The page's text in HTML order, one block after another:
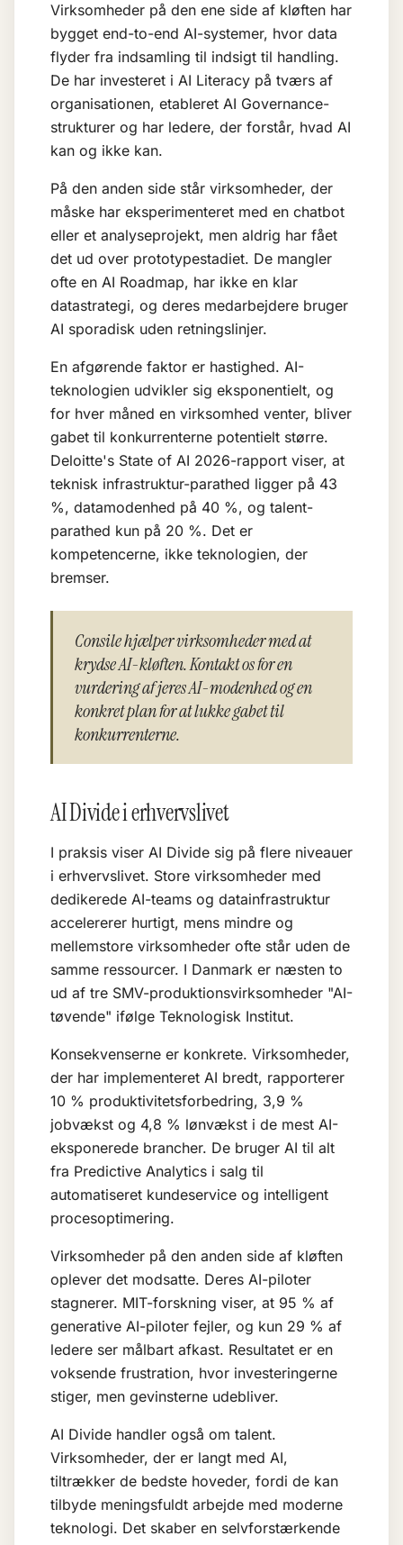
Virksomheder på den ene side af kløften har
bygget end-to-end AI-systemer, hvor data
flyder fra indsamling til indsigt til handling.
De har investeret i AI Literacy på tværs af
organisationen, etableret AI Governance-
strukturer og har ledere, der forstår, hvad AI
kan og ikke kan.
På den anden side står virksomheder, der
måske har eksperimenteret med en chatbot
eller et analyseprojekt, men aldrig har fået
det ud over prototypestadiet. De mangler
ofte en AI Roadmap, har ikke en klar
datastrategi, og deres medarbejdere bruger
AI sporadisk uden retningslinjer.
En afgørende faktor er hastighed. AI-
teknologien udvikler sig eksponentielt, og
for hver måned en virksomhed venter, bliver
gabet til konkurrenterne potentielt større.
Deloitte's State of AI 2026-rapport viser, at
teknisk infrastruktur-parathed ligger på 43
%, datamodenhed på 40 %, og talent-
parathed kun på 20 %. Det er
kompetencerne, ikke teknologien, der
bremser.
Consile hjælper virksomheder med at
krydse AI-kløften. Kontakt os for en
vurdering af jeres AI-modenhed og en
konkret plan for at lukke gabet til
konkurrenterne.
AI Divide i erhvervslivet
I praksis viser AI Divide sig på flere niveauer
i erhvervslivet. Store virksomheder med
dedikerede AI-teams og datainfrastruktur
accelererer hurtigt, mens mindre og
mellemstore virksomheder ofte står uden de
samme ressourcer. I Danmark er næsten to
ud af tre SMV-produktionsvirksomheder "AI-
tøvende" ifølge Teknologisk Institut.
Konsekvenserne er konkrete. Virksomheder,
der har implementeret AI bredt, rapporterer
10 % produktivitetsforbedring, 3,9 %
jobvækst og 4,8 % lønvækst i de mest AI-
eksponerede brancher. De bruger AI til alt
fra Predictive Analytics i salg til
automatiseret kundeservice og intelligent
procesoptimering.
Virksomheder på den anden side af kløften
oplever det modsatte. Deres AI-piloter
stagnerer. MIT-forskning viser, at 95 % af
generative AI-piloter fejler, og kun 29 % af
ledere ser målbart afkast. Resultatet er en
voksende frustration, hvor investeringerne
stiger, men gevinsterne udebliver.
AI Divide handler også om talent.
Virksomheder, der er langt med AI,
tiltrækker de bedste hoveder, fordi de kan
tilbyde meningsfuldt arbejde med moderne
teknologi. Det skaber en selvforstærkende